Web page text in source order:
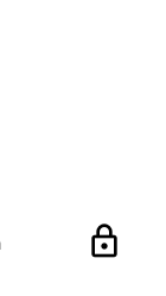
lock